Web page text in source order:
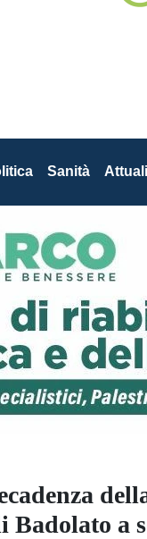
Sanità
Badolato a